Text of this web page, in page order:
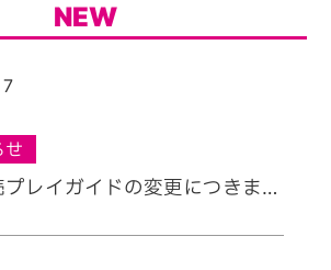
NEW
せ
レイガイドの変更につきまし